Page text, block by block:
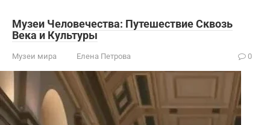
Музеи Человечества: Путешествие Сквозь
Века и Культуры
Музеи мира Елена Петрова 0